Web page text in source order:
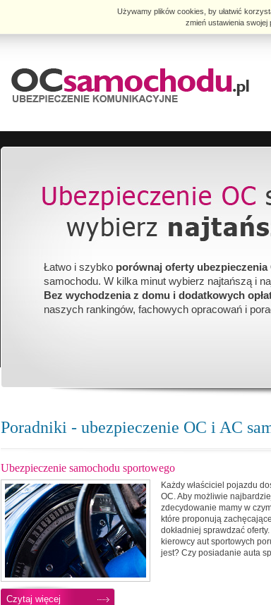
Używamy plików cookies, by ułatwić
zmień ustawienia
Łatwo i szybko porównaj oferty ubezpieczenia
samochodu. W kilka minut wybierz najtańszą i
Bez wychodzenia z domu i dodatkowych
naszych rankingów, fachowych opracowań i
Poradniki - ubezpieczenie OC i AC
Ubezpieczenie samochodu sportowego
Każdy właściciel pojazdu
OC. Aby możliwie
zdecydowanie mamy w
które proponują
dokładniej sprawdzać
kierowcy aut sportowych
jest? Czy posiadanie auta
Czytaj więcej